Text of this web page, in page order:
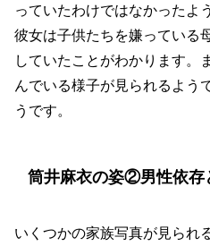
っていたわけではなかったよ
彼女は子供たちを嫌っている
していたことがわかります。
んでいる様子が見られるよう
うです。
筒井麻衣の姿②男性依存
いくつかの家族写真が見られ